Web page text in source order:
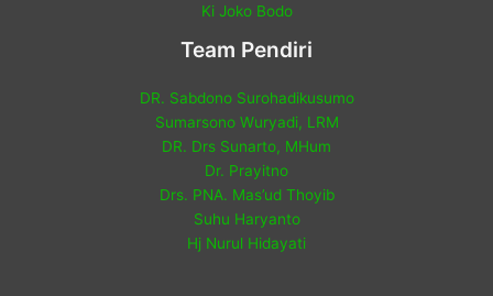
Ki Joko Bodo
Team Pendiri
DR. Sabdono Surohadikusumo
Sumarsono Wuryadi, LRM
DR. Drs Sunarto, MHum
Dr. Prayitno
Drs. PNA. Mas’ud Thoyib
Suhu Haryanto
Hj Nurul Hidayati